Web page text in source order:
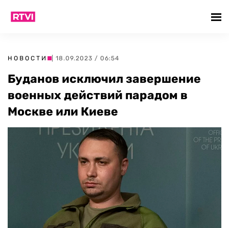
НОВОСТИ | 18.09.2023 / 06:54
Буданов исключил завершение
военных действий парадом в
Москве или Киеве